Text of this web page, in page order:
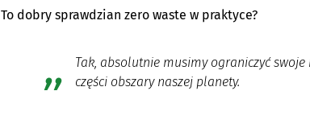
To dobry sprawdzian zero waste w praktyce?
Tak, absolutnie musimy ograniczyć
części obszary naszej planety.